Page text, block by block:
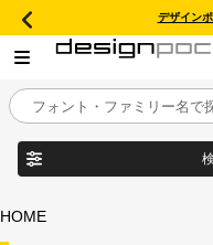
デザイン
目的別フォントガイド
HOME